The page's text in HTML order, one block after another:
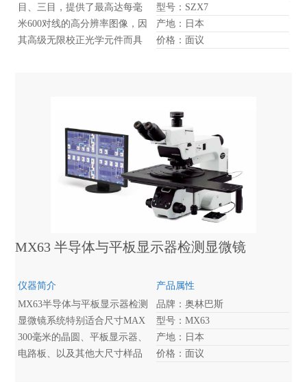
目、三目，提供了最高达每毫
米600对线的高分辨率图像，因
其高级无限校正光学元件而具
型号：SZX7
产地：日本
价格：面议
MX63 半导体与平板显示器检测显微镜
仪器简介
MX63半导体与平板显示器检测
显微镜系统特别适合尺寸MAX
300毫米的晶圆、平板显示器、
电路板、以及其他大尺寸样品
产品属性
品牌：奥林巴斯
型号：MX63
产地：日本
价格：面议